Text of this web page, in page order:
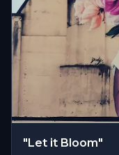
"Let it Bloom"